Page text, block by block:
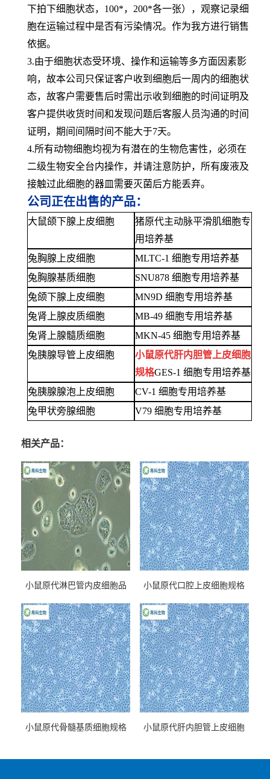
下拍下细胞状态，100*，200*各一张），观察记录细
胞在运输过程中是否有污染情况。作为我方进行销售
依据。
3.由于细胞状态受环境、操作和运输等多方面因素影
响，故本公司只保证客户收到细胞后一周内的细胞状
态，故客户需要售后时需出示收到细胞的时间证明及
客户提供收货时间和发现问题后客服人员沟通的时间
证明，期间间隔时间不能大于7天。
4.所有动物细胞均视为有潜在的生物危害性，必须在
二级生物安全台内操作，并请注意防护，所有废液及
接触过此细胞的器皿需要灭菌后方能丢弃。
公司正在出售的产品：
大鼠颌下腺上皮细胞
猪原代主动脉平滑肌细胞专
用培养基
兔胸腺上皮细胞
MLTC-1 细胞专用培养基
兔胸腺基质细胞
SNU878 细胞专用培养基
兔颌下腺上皮细胞
MN9D 细胞专用培养基
兔肾上腺皮质细胞
MB-49 细胞专用培养基
兔肾上腺髓质细胞
MKN-45 细胞专用培养基
兔胰腺导管上皮细胞
小鼠原代肝内胆管上皮细胞
规格GES-1 细胞专用培养基
兔胰腺腺泡上皮细胞
CV-1 细胞专用培养基
兔甲状旁腺细胞
V79 细胞专用培养基
相关产品：
小鼠原代淋巴管内皮细胞品
小鼠原代口腔上皮细胞规格
小鼠原代骨髓基质细胞规格
小鼠原代肝内胆管上皮细胞